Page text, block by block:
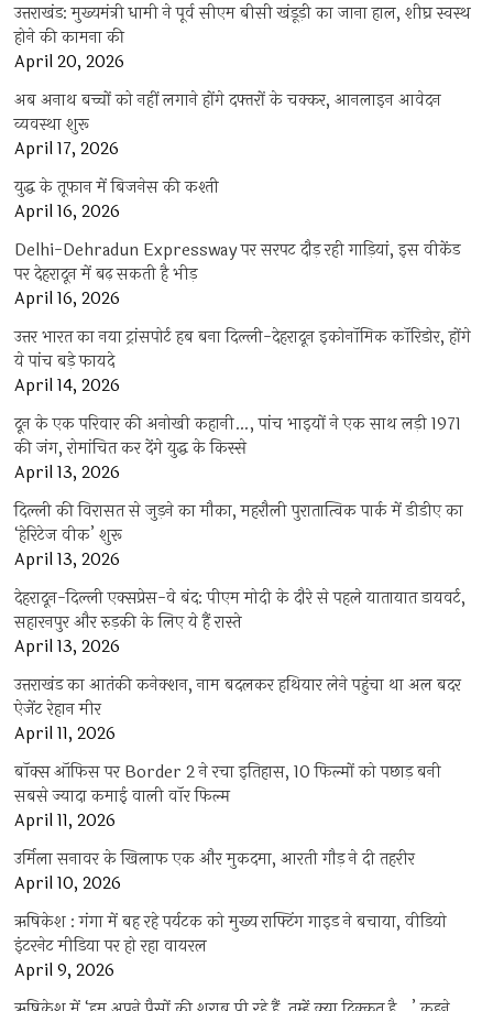
उत्तराखंड: मुख्यमंत्री धामी ने पूर्व सीएम बीसी खंडूड़ी का जाना हाल, शीघ्र स्वस्थ
होने की कामना की
April 20, 2026
अब अनाथ बच्चों को नहीं लगाने होंगे दफ्तरों के चक्कर, आनलाइन आवेदन
व्यवस्था शुरू
April 17, 2026
युद्ध के तूफान में बिजनेस की कश्ती
April 16, 2026
Delhi-Dehradun Expressway पर सरपट दौड़ रही गाड़ियां, इस वीकेंड
पर देहरादून में बढ़ सकती है भीड़
April 16, 2026
उत्तर भारत का नया ट्रांसपोर्ट हब बना दिल्ली-देहरादून इकोनॉमिक कॉरिडोर, होंगे
ये पांच बड़े फायदे
April 14, 2026
दून के एक परिवार की अनोखी कहानी…, पांच भाइयों ने एक साथ लड़ी 1971
की जंग, रोमांचित कर देंगे युद्ध के किस्से
April 13, 2026
दिल्ली की विरासत से जुड़ने का मौका, महरौली पुरातात्विक पार्क में डीडीए का
‘हेरिटेज वीक’ शुरू
April 13, 2026
देहरादून-दिल्ली एक्सप्रेस-वे बंद: पीएम मोदी के दौरे से पहले यातायात डायवर्ट,
सहारनपुर और रुड़की के लिए ये हैं रास्ते
April 13, 2026
उत्तराखंड का आतंकी कनेक्शन, नाम बदलकर हथियार लेने पहुंचा था अल बदर
ऐजेंट रेहान मीर
April 11, 2026
बॉक्स ऑफिस पर Border 2 ने रचा इतिहास, 10 फिल्मों को पछाड़ बनी
सबसे ज्यादा कमाई वाली वॉर फिल्म
April 11, 2026
उर्मिला सनावर के खिलाफ एक और मुकदमा, आरती गौड़ ने दी तहरीर
April 10, 2026
ऋषिकेश : गंगा में बह रहे पर्यटक को मुख्य राफ्टिंग गाइड ने बचाया, वीडियो
इंटरनेट मीडिया पर हो रहा वायरल
April 9, 2026